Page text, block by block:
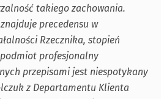
takiego zachowania.
precedensu w
Rzecznika, stopień
profesjonalny
przepisami jest niespotykany
z Departamentu Klienta